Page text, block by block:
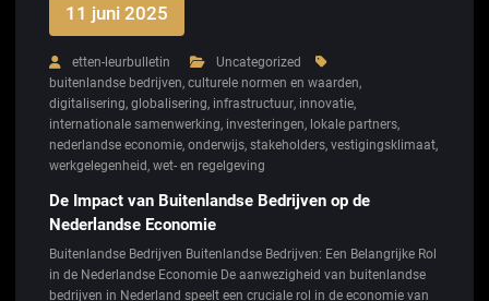
11 juni 2025
etten-leurbulletin
Uncategorized
buitenlandse bedrijven, culturele normen en waarden,
digitalisering, globalisering, infrastructuur, innovatie,
internationale samenwerking, investeringen, lokale partners,
nederlandse economie, onderwijs, stakeholders, vestigingsklimaat,
werkgelegenheid, wet- en regelgeving
De Impact van Buitenlandse Bedrijven op de
Nederlandse Economie
Buitenlandse Bedrijven Buitenlandse Bedrijven: Een Belangrijke Rol
in de Nederlandse Economie De aanwezigheid van buitenlandse
bedrijven in Nederland speelt een cruciale rol in de economie van